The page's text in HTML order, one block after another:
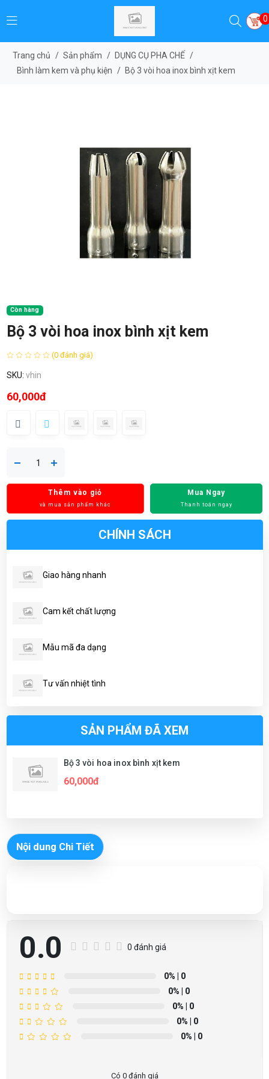
0
Trang chủ / Sản phẩm / DỤNG CỤ PHA CHẾ /
Bình làm kem và phụ kiện / Bộ 3 vòi hoa inox bình xịt kem
Còn hàng
Bộ 3 vòi hoa inox bình xịt kem
(0 đánh giá)
SKU: vhin
60,000đ
Thêm vào giỏ
và mua sản phẩm khác
Mua Ngay
Thanh toán ngay
CHÍNH SÁCH
Giao hàng nhanh
Cam kết chất lượng
Mẫu mã đa dạng
Tư vấn nhiệt tình
SẢN PHẨM ĐÃ XEM
Bộ 3 vòi hoa inox bình xịt kem
60,000đ
Nội dung Chi Tiết
0.0 0 đánh giá
0% | 0
0% | 0
0% | 0
0% | 0
0% | 0
Có 0 đánh giá